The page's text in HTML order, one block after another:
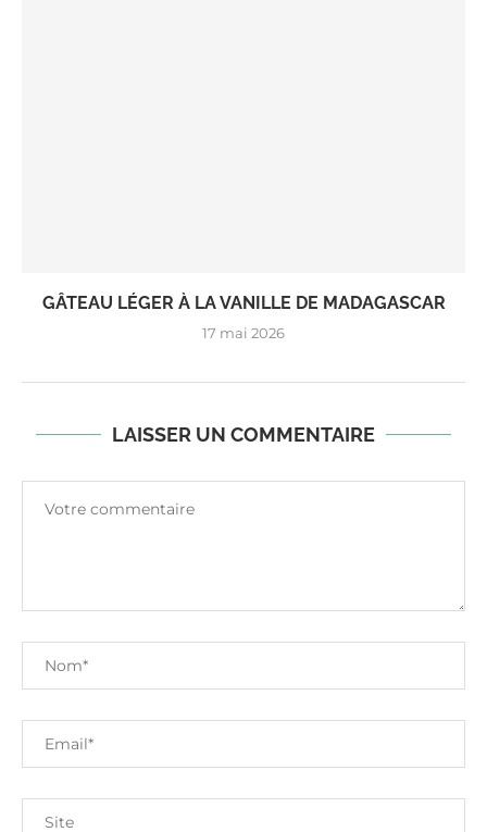
GÂTEAU LÉGER À LA VANILLE DE MADAGASCAR
17 mai 2026
LAISSER UN COMMENTAIRE